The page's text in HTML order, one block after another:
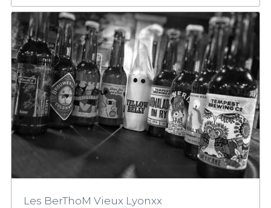
Les BerThoM Vieux Lyonxx